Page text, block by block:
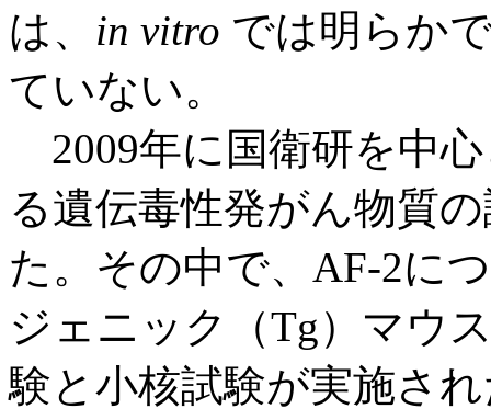
は、 in vitro では明らか
ていない。
2009年に国衛研を中
る遺伝毒性発がん物質
た。その中で、AF-2に
ジェニック（Tg）マウ
験と小核試験が実施さ